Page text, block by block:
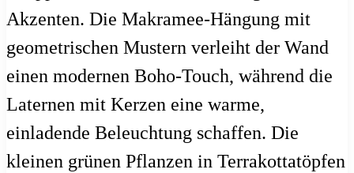
Akzenten. Die Makramee-Hängung mit
geometrischen Mustern verleiht der Wand
einen modernen Boho-Touch, während die
Laternen mit Kerzen eine warme,
einladende Beleuchtung schaffen. Die
kleinen grünen Pflanzen in Terrakottatöpfen